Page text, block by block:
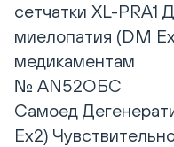
сетчатки XL-PRA1
миелопатия (DM
медикаментам
№ AN52ОБС
Самоед
Ex2)